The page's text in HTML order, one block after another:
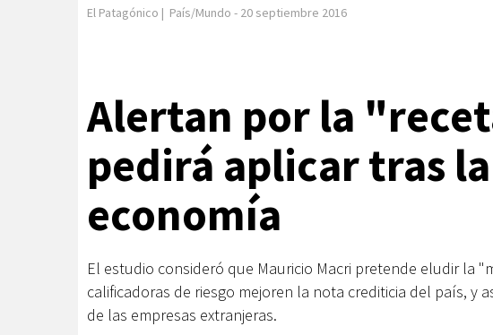
El Patagónico | País/Mundo - 20 septiembre 2016
Alertan por la
pedirá aplicar tras
economía
El estudio consideró que Mauricio Macri pretende eludir la
calificadoras de riesgo mejoren la nota crediticia del país, y
de las empresas extranjeras.